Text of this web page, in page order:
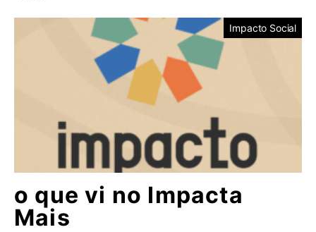
Impacto Social
o que vi no Impacta
Mais